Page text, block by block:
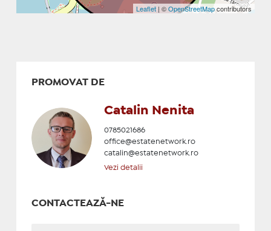
Leaflet | ©OpenStreetMapcontributors
PROMOVAT DE
Catalin Nenita
0785021686
office@estatenetwork.ro
catalin@estatenetwork.ro
Vezi detalii
CONTACTEAZĂ-NE